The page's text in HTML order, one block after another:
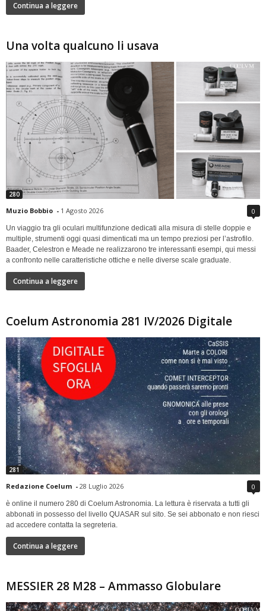
Continua a leggere
Una volta qualcuno li usava
280
Muzio Bobbio - 1 Agosto 2026 0
Un viaggio tra gli oculari multifunzione dedicati alla misura di stelle doppie e
multiple, strumenti oggi quasi dimenticati ma un tempo preziosi per l’astrofilo.
Baader, Celestron e Meade ne realizzarono tre interessanti esempi, qui messi
a confronto nelle caratteristiche ottiche e nelle diverse scale graduate.
Continua a leggere
Coelum Astronomia 281 IV/2026 Digitale
281
Redazione Coelum - 28 Luglio 2026 0
è online il numero 280 di Coelum Astronomia. La lettura è riservata a tutti gli
abbonati in possesso del livello QUASAR sul sito. Se sei abbonato e non riesci
ad accedere contatta la segreteria.
Continua a leggere
MESSIER 28 M28 – Ammasso Globulare